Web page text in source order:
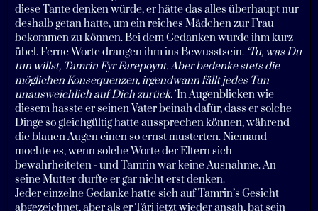
diese Tante denken würde, er hätte das alles überhaupt nur
deshalb getan hatte, um ein reiches Mädchen zur Frau
bekommen zu können. Bei dem Gedanken wurde ihm kurz
übel. Ferne Worte drangen ihm ins Bewusstsein. ‘Tu, was Du
tun willst, Tamrin Fyr Farepoynt. Aber bedenke stets die
möglichen Konsequenzen, irgendwann fällt jedes Tun
unausweichlich auf Dich zurück.’In Augenblicken wie
diesem hasste er seinen Vater beinah dafür, dass er solche
Dinge so gleichgültig hatte aussprechen können, während
die blauen Augen einen so ernst musterten. Niemand
mochte es, wenn solche Worte der Eltern sich
bewahrheiteten - und Tamrin war keine Ausnahme. An
seine Mutter durfte er gar nicht erst denken.
Jeder einzelne Gedanke hatte sich auf Tamrin’s Gesicht
abgezeichnet, aber als er Tári jetzt wieder ansah, bat sein